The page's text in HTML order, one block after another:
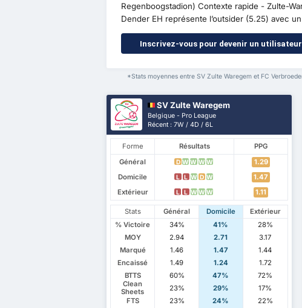
Regenboogstadion) Contexte rapide - Zulte-
Dender EH représente l’outsider (5.25) avec
Inscrivez-vous pour devenir un
*Stats moyennes entre SV Zulte Waregem et FC
SV Zulte Waregem
Belgique - Pro League
Récent : 7W / 4D / 6L
Forme Résultats
PPG
Général
D W W W W
1.29
Domicile
L L W D W
1.47
Extérieur
L L W W W 1.11
Stats Général Domicile
Extérieur
% Victoire
34% 41%
28%
MOY
2.94 2.71
3.17
Marqué
1.46 1.47
1.44
Encaissé
1.49 1.24
1.72
BTTS
60% 47%
72%
Clean
Sheets
23% 29%
17%
FTS
23% 24%
22%